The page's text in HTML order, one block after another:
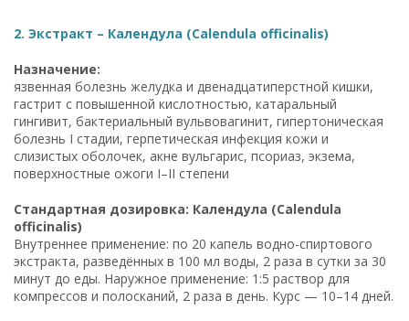
2. Экстракт – Календула (Calendula officinalis)
Назначение:
язвенная болезнь желудка и двенадцатиперстной кишки,
гастрит с повышенной кислотностью, катаральный
гингивит, бактериальный вульвовагинит, гипертоническая
болезнь I стадии, герпетическая инфекция кожи и
слизистых оболочек, акне вульгарис, псориаз, экзема,
поверхностные ожоги I–II степени
Стандартная дозировка: Календула (Calendula
officinalis)
Внутреннее применение: по 20 капель водно-спиртового
экстракта, разведённых в 100 мл воды, 2 раза в сутки за 30
минут до еды. Наружное применение: 1:5 раствор для
компрессов и полосканий, 2 раза в день. Курс — 10–14 дней.